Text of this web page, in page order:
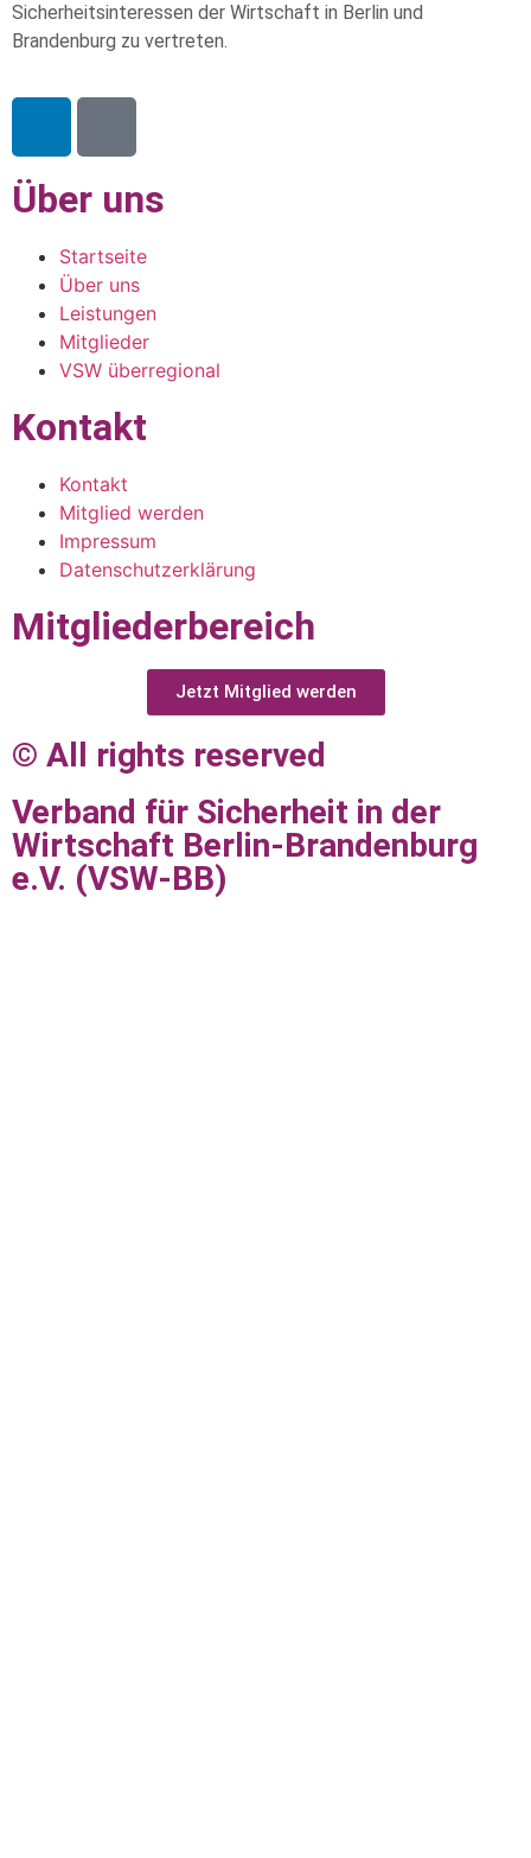
Sicherheitsinteressen der Wirtschaft in Berlin und
Brandenburg zu vertreten.
Über uns
Startseite
Über uns
Leistungen
Mitglieder
VSW überregional
Kontakt
Kontakt
Mitglied werden
Impressum
Datenschutzerklärung
Mitgliederbereich
Jetzt Mitglied werden
© All rights reserved
Verband für Sicherheit in der
Wirtschaft Berlin-Brandenburg
e.V. (VSW-BB)